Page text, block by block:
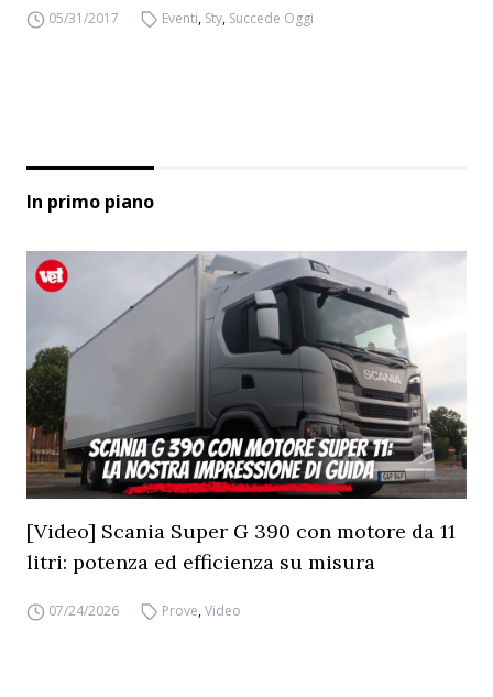
05/31/2017 Eventi, Sty, Succede Oggi
In primo piano
[Video] Scania Super G 390 con motore da 11
litri: potenza ed efficienza su misura
07/24/2026 Prove,Video